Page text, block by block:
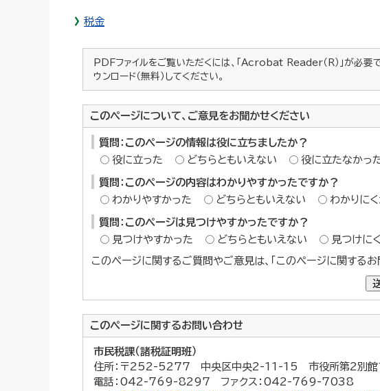
税金
PDFファイルをご覧いただくには、「Acrobat Reader（R）」が必要
ウンロード（無料）してください。
このページについて、ご意見をお聞かせください
質問：このページの情報は役に立ちましたか？
役に立った
どちらともいえない 役に立たなかっ
質問：このページの内容はわかりやすかったですか？
わかりやすかった
どちらともいえない わかりに
質問：このページは見つけやすかったですか？
見つけやすかった
どちらともいえない 見つけに
このページに関するご質問やご意見は、「このページに関する
このページに関するお問い合わせ
市民税課（諸税証明班）
住所：〒252-5277 中央区中央2-11-15 市役所第2別館
電話：042-769-8297 ファクス：042-769-7038